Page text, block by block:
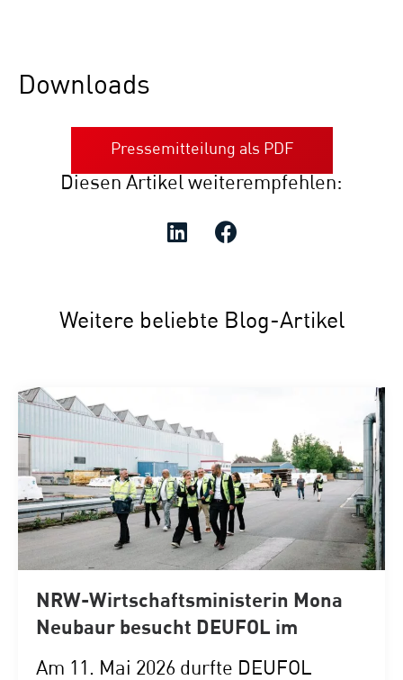
Downloads
Pressemitteilung als PDF
Diesen Artikel weiterempfehlen:
Weitere beliebte Blog-Artikel
NRW-Wirtschaftsministerin Mona
Neubaur besucht DEUFOL im
Dortmunder Hafen
Am 11. Mai 2026 durfte DEUFOL